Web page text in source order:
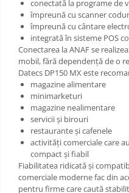
conectată la programe de
împreună cu scanner
împreună cu cântare
integrată în sisteme POS
Conectarea la ANAF se
mobil, fără dependență de o
Datecs DP150 MX este
magazine alimentare
minimarketuri
magazine nealimentare
servicii și birouri
restaurante și cafenele
activități comerciale care
compact și fiabil
Fiabilitatea ridicată și
comerciale moderne fac din
pentru firme care caută